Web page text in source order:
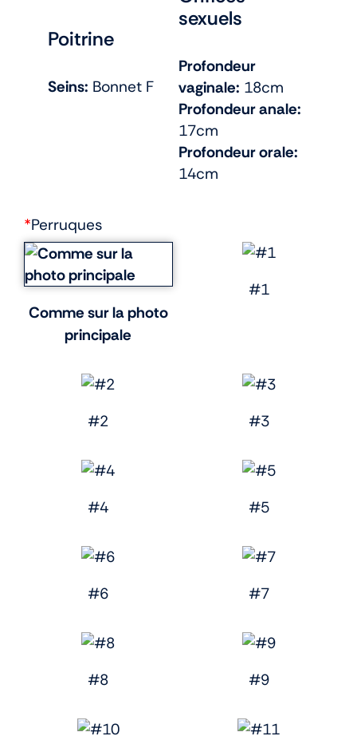
Poitrine
Seins: Bonnet F
sexuels
Profondeur
vaginale: 18cm
Profondeur anale:
17cm
Profondeur orale:
14cm
*Perruques
Comme sur la photo
principale
#1
#2 #3
#4 #5
#6 #7
#8 #9